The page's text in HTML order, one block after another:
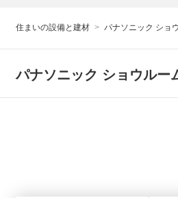
住まいの設備と建材 パナソニック ショ
パナソニック ショウルー